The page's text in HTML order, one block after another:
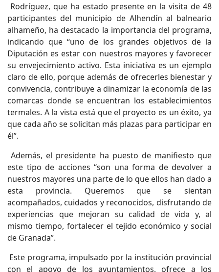
Rodríguez, que ha estado presente en la visita de 48
participantes del municipio de Alhendín al balneario
alhameño, ha destacado la importancia del programa,
indicando que “uno de los grandes objetivos de la
Diputación es estar con nuestros mayores y favorecer
su envejecimiento activo. Esta iniciativa es un ejemplo
claro de ello, porque además de ofrecerles bienestar y
convivencia, contribuye a dinamizar la economía de las
comarcas donde se encuentran los establecimientos
termales. A la vista está que el proyecto es un éxito, ya
que cada año se solicitan más plazas para participar en
él”.
Además, el presidente ha puesto de manifiesto que
este tipo de acciones “son una forma de devolver a
nuestros mayores una parte de lo que ellos han dado a
esta provincia. Queremos que se sientan
acompañados, cuidados y reconocidos, disfrutando de
experiencias que mejoran su calidad de vida y, al
mismo tiempo, fortalecer el tejido económico y social
de Granada”.
Este programa, impulsado por la institución provincial
con el apoyo de los ayuntamientos, ofrece a los